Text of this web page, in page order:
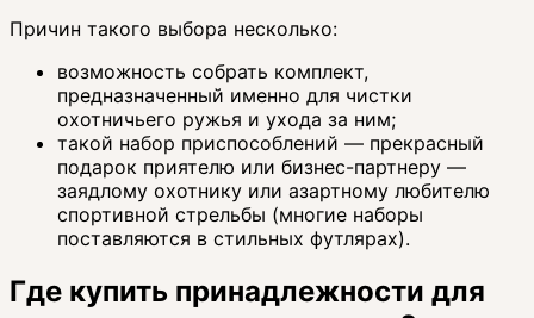
Причин такого выбора несколько:
возможность собрать комплект,
предназначенный именно для чистки
охотничьего ружья и ухода за ним;
такой набор приспособлений — прекрасный
подарок приятелю или бизнес-партнеру —
заядлому охотнику или азартному любителю
спортивной стрельбы (многие наборы
поставляются в стильных футлярах).
Где купить принадлежности для